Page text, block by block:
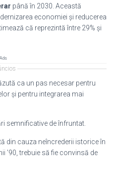
până în 2030. Această
economiei și reducerea
că reprezintă între 29% și
Ads
ca un pas necesar pentru
și pentru integrarea mai
semnificative de înfruntat.
din cauza neîncrederii istorice în
’90, trebuie să fie convinsă de